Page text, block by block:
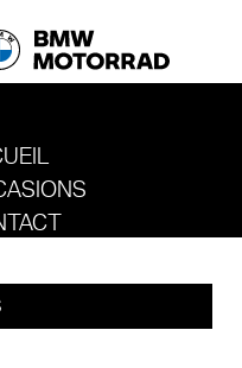
AU SITE DE SPORT MOTO